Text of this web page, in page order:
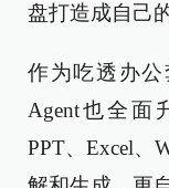
盘打造成自己
作为吃透办
Agent也全面
PPT、Excel、